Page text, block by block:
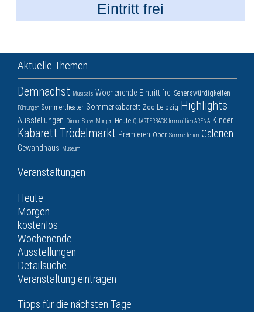
Eintritt frei
Aktuelle Themen
Demnächst Musicals Wochenende Eintritt frei Sehenswürdigkeiten
Führungen Sommertheater Sommerkabarett Zoo Leipzig Highlights
Ausstellungen Dinner-Show Morgen Heute QUARTERBACK Immobilien ARENA Kinder
Kabarett Trödelmarkt Premieren Oper Sommerferien Galerien
Gewandhaus Museum
Veranstaltungen
Heute
Morgen
kostenlos
Wochenende
Ausstellungen
Detailsuche
Veranstaltung eintragen
Tipps für die nächsten Tage